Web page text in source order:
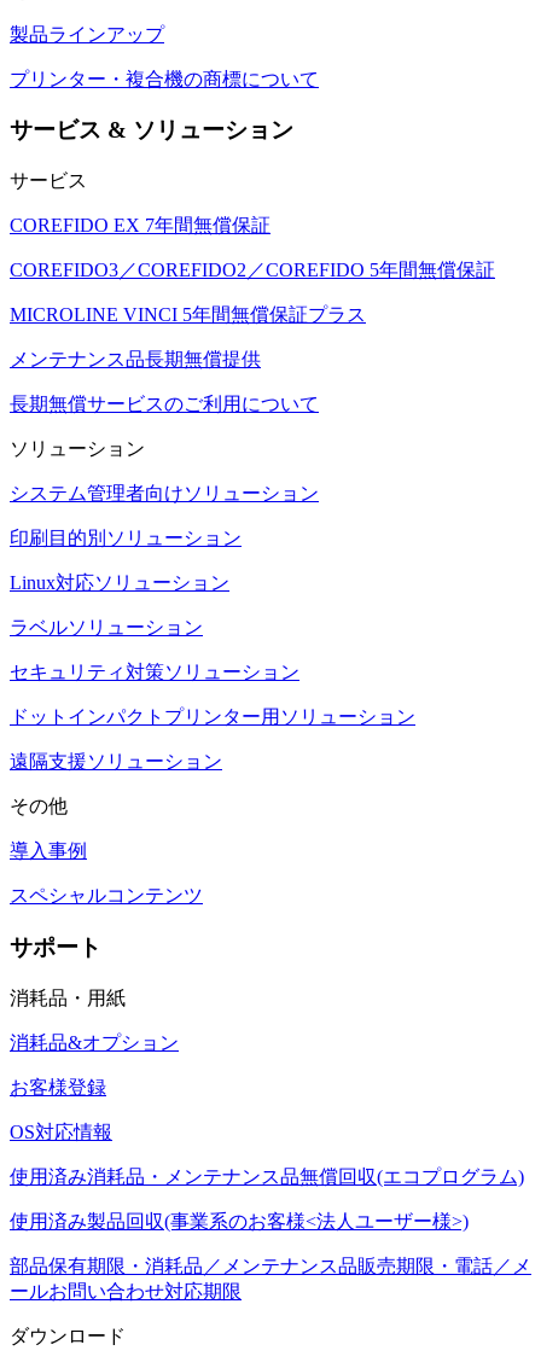
製品ラインアップ
プリンター・複合機の商標について
サービス & ソリューション
サービス
COREFIDO EX 7年間無償保証
COREFIDO3／COREFIDO2／COREFIDO 5年間無償保証
MICROLINE VINCI 5年間無償保証プラス
メンテナンス品長期無償提供
長期無償サービスのご利用について
ソリューション
システム管理者向けソリューション
印刷目的別ソリューション
Linux対応ソリューション
ラベルソリューション
セキュリティ対策ソリューション
ドットインパクトプリンター用ソリューション
遠隔支援ソリューション
その他
導入事例
スペシャルコンテンツ
サポート
消耗品・用紙
消耗品&オプション
お客様登録
OS対応情報
使用済み消耗品・メンテナンス品無償回収(エコプログラム)
使用済み製品回収(事業系のお客様<法人ユーザー様>)
部品保有期限・消耗品／メンテナンス品販売期限・電話／メ
ールお問い合わせ対応期限
ダウンロード